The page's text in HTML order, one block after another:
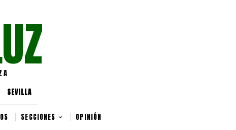
SEVILLA
SECCIONES OPINIÓN